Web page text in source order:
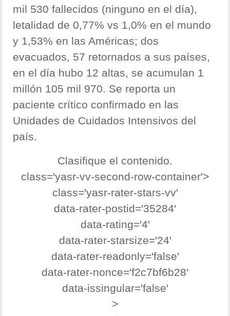
mil 530 fallecidos (ninguno en el día),
letalidad de 0,77% vs 1,0% en el mundo
y 1,53% en las Américas; dos
evacuados, 57 retornados a sus países,
en el día hubo 12 altas, se acumulan 1
millón 105 mil 970. Se reporta un
paciente crítico confirmado en las
Unidades de Cuidados Intensivos del
país.
Clasifique el contenido.
class='yasr-vv-second-row-container'>
class='yasr-rater-stars-vv'
data-rater-postid='35284'
data-rating='4'
data-rater-starsize='24'
data-rater-readonly='false'
data-rater-nonce='f2c7bf6b28'
data-issingular='false'
>